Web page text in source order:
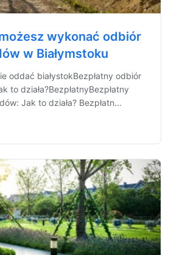
wykonać odbiór
w Białymstoku
oddać białystokBezpłatny odbiór
to działa?BezpłatnyBezpłatny
Jak to działa? Bezpłatn...